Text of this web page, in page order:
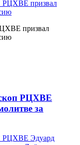
призвал
РЦХВЕ
за